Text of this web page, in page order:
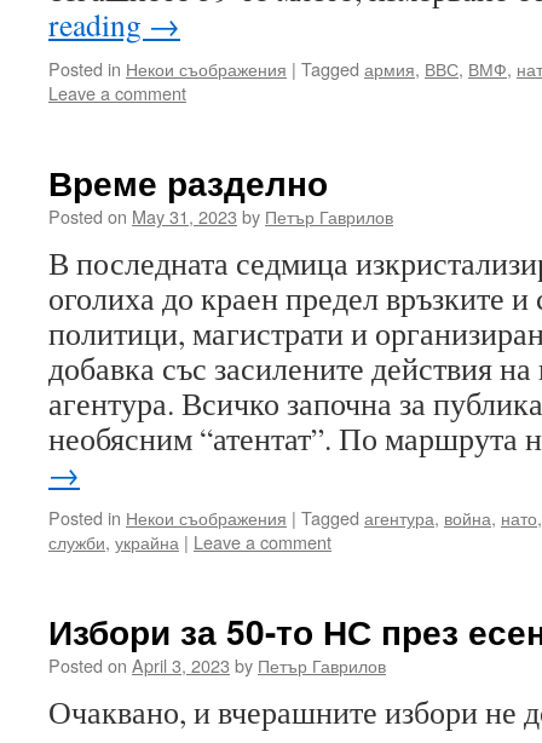
reading →
Posted in Некои съображения | Tagged армия, ВВС, ВМФ,
Leave a comment
Време разделно
Posted on May 31, 2023 by Петър Гаврилов
В последната седмица
оголиха до краен предел връзките
политици, магистрати и
добавка със засилените действия
агентура. Всичко започна за
необясним “атентат”. По
→
Posted in Некои съображения | Tagged агентура, война, нато
служби, украйна | Leave a comment
Избори за 50-то НС през
Posted on April 3, 2023 by Петър Гаврилов
Очаквано, и вчерашните избори не